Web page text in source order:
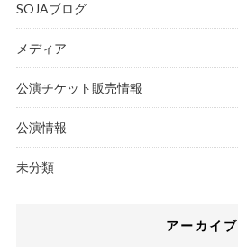
SOJAブログ
メディア
公演チケット販売情報
公演情報
未分類
アーカイブ